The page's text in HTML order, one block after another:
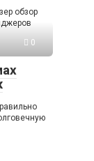
обзор
0